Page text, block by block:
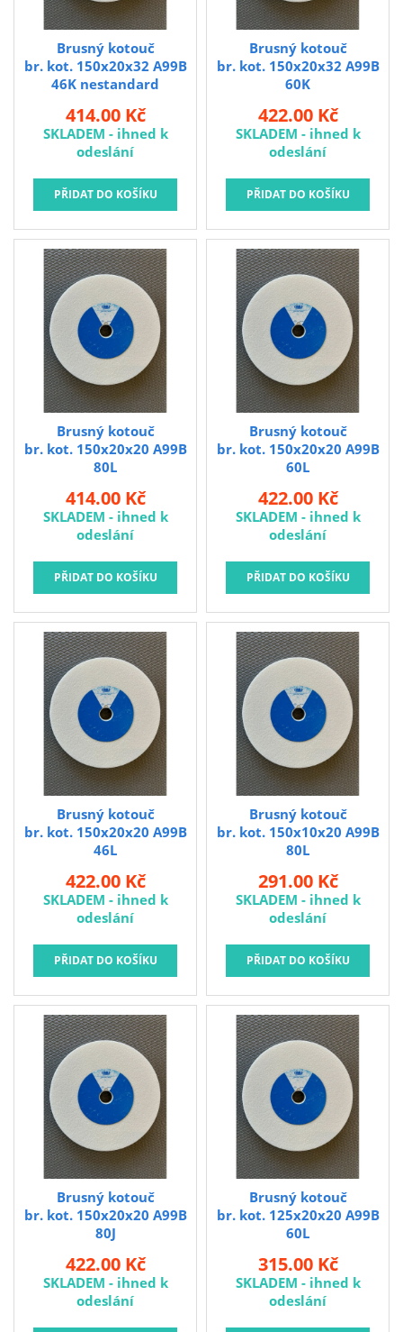
br. kot. 150x20x32 A99B
46K nestandard
Brusný kotouč
414.00 Kč
SKLADEM - ihned k
odeslání
br. kot. 150x20x32 A99B
60K
Brusný kotouč
422.00 Kč
SKLADEM - ihned k
odeslání
br. kot. 150x20x20 A99B
80L
Brusný kotouč
414.00 Kč
SKLADEM - ihned k
odeslání
br. kot. 150x20x20 A99B
60L
Brusný kotouč
422.00 Kč
SKLADEM - ihned k
odeslání
br. kot. 150x20x20 A99B
46L
Brusný kotouč
422.00 Kč
SKLADEM - ihned k
odeslání
br. kot. 150x10x20 A99B
80L
Brusný kotouč
291.00 Kč
SKLADEM - ihned k
odeslání
br. kot. 150x20x20 A99B
80J
Brusný kotouč
422.00 Kč
SKLADEM - ihned k
odeslání
br. kot. 125x20x20 A99B
60L
Brusný kotouč
315.00 Kč
SKLADEM - ihned k
odeslání